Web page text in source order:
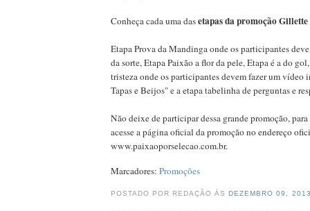
Conheça cada uma dasetapas da promoção
Etapa Prova da Mandinga onde os participantes
da sorte, Etapa Paixão a flor da pele, Etapa é a do
tristeza onde os participantes devem fazer um vídeo
Tapas e Beijos" e a etapa tabelinha de perguntas e
Não deixe de participar dessa grande promoção,
acesse a página oficial da promoção no endereço
www.paixaoporselecao.com.br.
Marcadores: Promoções
POSTADO POR REDAÇÃO ÀSDEZEMBRO 09,